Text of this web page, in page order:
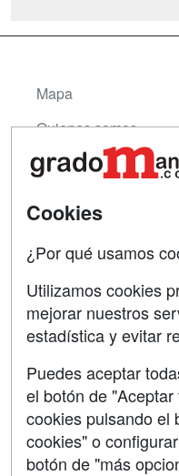
Mapa
Quienes somos
Tarifas publicidad
Contactar
Confidencialidad
Copyleft
Cookies
¿Por qué usamos
Utilizamos cookies
mejorar nuestros
estadística y evitar
Puedes aceptar
el botón de
cookies pulsando el
cookies" o
botón de "más